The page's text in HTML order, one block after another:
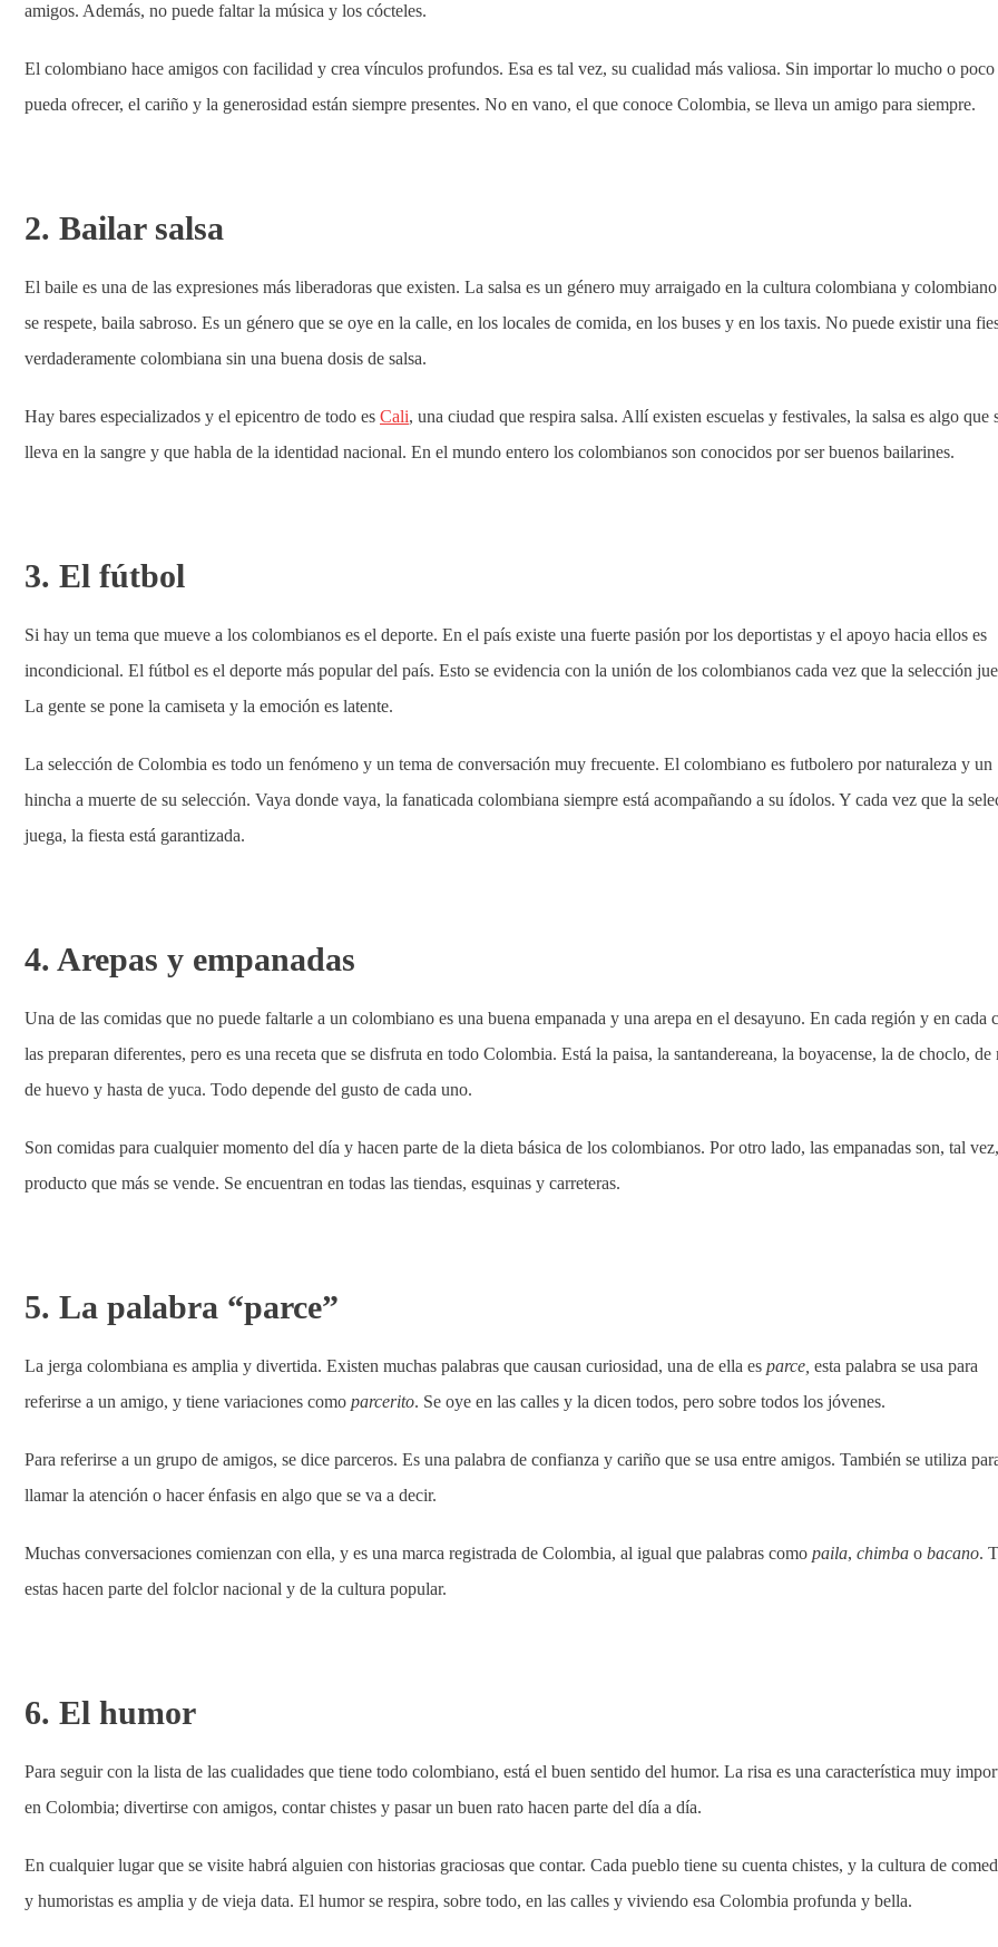
amigos. Además, no puede faltar la música y los cócteles.
El colombiano hace amigos con facilidad y crea vínculos profundos. Esa es tal vez, su cualidad más valiosa. Sin importar lo mucho o poco
pueda ofrecer, el cariño y la generosidad están siempre presentes. No en vano, el que conoce Colombia, se lleva un amigo para siempre.
2. Bailar salsa
El baile es una de las expresiones más liberadoras que existen. La salsa es un género muy arraigado en la cultura colombiana y
se respete, baila sabroso. Es un género que se oye en la calle, en los locales de comida, en los buses y en los taxis. No puede existir una
verdaderamente colombiana sin una buena dosis de salsa.
Hay bares especializados y el epicentro de todo es Cali, una ciudad que respira salsa. Allí existen escuelas y festivales, la salsa es algo que
lleva en la sangre y que habla de la identidad nacional. En el mundo entero los colombianos son conocidos por ser buenos bailarines.
3. El fútbol
Si hay un tema que mueve a los colombianos es el deporte. En el país existe una fuerte pasión por los deportistas y el apoyo hacia ellos es
incondicional. El fútbol es el deporte más popular del país. Esto se evidencia con la unión de los colombianos cada vez que la selección
La gente se pone la camiseta y la emoción es latente.
La selección de Colombia es todo un fenómeno y un tema de conversación muy frecuente. El colombiano es futbolero por naturaleza y un
hincha a muerte de su selección. Vaya donde vaya, la fanaticada colombiana siempre está acompañando a su ídolos. Y cada vez que la
juega, la fiesta está garantizada.
4. Arepas y empanadas
Una de las comidas que no puede faltarle a un colombiano es una buena empanada y una arepa en el desayuno. En cada región y en cada
las preparan diferentes, pero es una receta que se disfruta en todo Colombia. Está la paisa, la santandereana, la boyacense, la de choclo, de
de huevo y hasta de yuca. Todo depende del gusto de cada uno.
Son comidas para cualquier momento del día y hacen parte de la dieta básica de los colombianos. Por otro lado, las empanadas son, tal
producto que más se vende. Se encuentran en todas las tiendas, esquinas y carreteras.
5. La palabra “parce”
La jerga colombiana es amplia y divertida. Existen muchas palabras que causan curiosidad, una de ella es parce, esta palabra se usa para
referirse a un amigo, y tiene variaciones como parcerito. Se oye en las calles y la dicen todos, pero sobre todos los jóvenes.
Para referirse a un grupo de amigos, se dice parceros. Es una palabra de confianza y cariño que se usa entre amigos. También se utiliza
llamar la atención o hacer énfasis en algo que se va a decir.
Muchas conversaciones comienzan con ella, y es una marca registrada de Colombia, al igual que palabras como paila, chimba o bacano.
estas hacen parte del folclor nacional y de la cultura popular.
6. El humor
Para seguir con la lista de las cualidades que tiene todo colombiano, está el buen sentido del humor. La risa es una característica muy
en Colombia; divertirse con amigos, contar chistes y pasar un buen rato hacen parte del día a día.
En cualquier lugar que se visite habrá alguien con historias graciosas que contar. Cada pueblo tiene su cuenta chistes, y la cultura de
y humoristas es amplia y de vieja data. El humor se respira, sobre todo, en las calles y viviendo esa Colombia profunda y bella.